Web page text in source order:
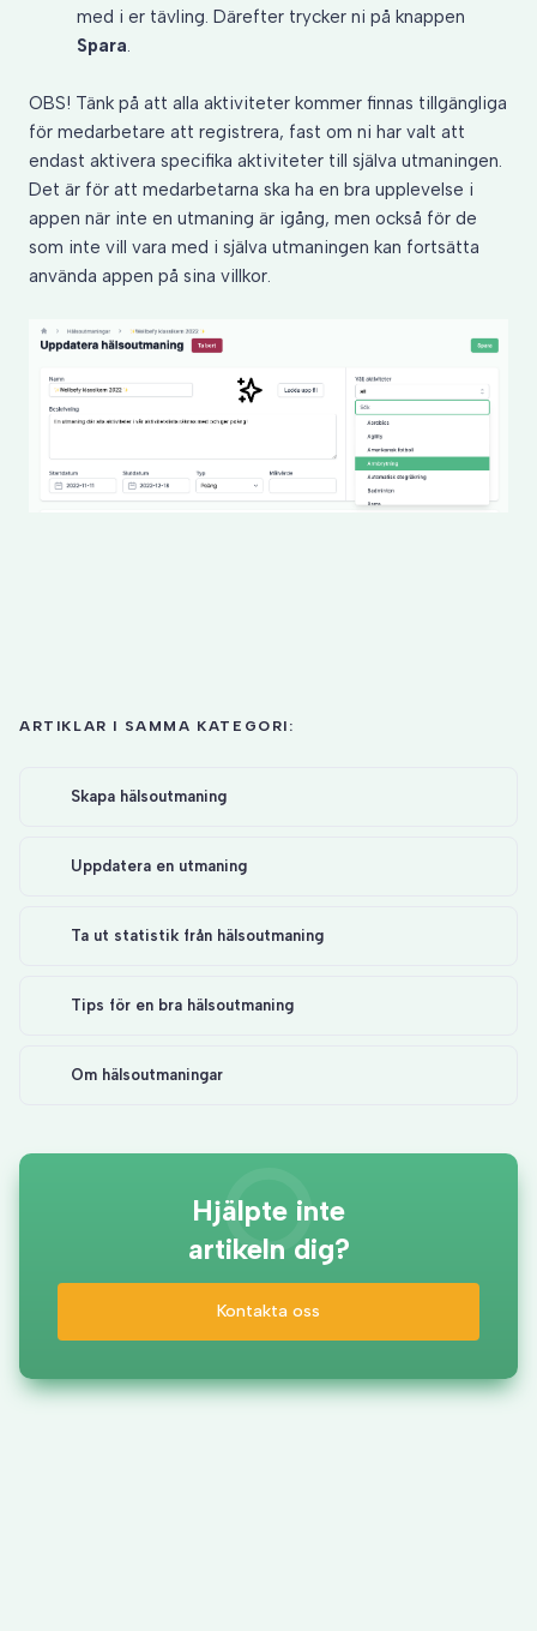
med i er tävling. Därefter trycker ni på knappen
Spara.
OBS! Tänk på att alla aktiviteter kommer finnas tillgängliga
för medarbetare att registrera, fast om ni har valt att
endast aktivera specifika aktiviteter till själva utmaningen.
Det är för att medarbetarna ska ha en bra upplevelse i
appen när inte en utmaning är igång, men också för de
som inte vill vara med i själva utmaningen kan fortsätta
använda appen på sina villkor.
ARTIKLAR I SAMMA KATEGORI:
Skapa hälsoutmaning
Uppdatera en utmaning
Ta ut statistik från hälsoutmaning
Tips för en bra hälsoutmaning
Om hälsoutmaningar
Hjälpte inte
artikeln dig?
Kontakta oss